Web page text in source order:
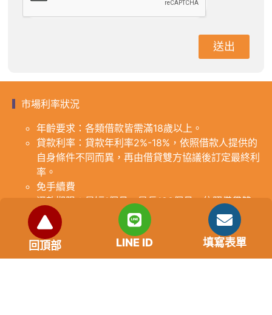
送出
市場利率狀況
年齡要求：各類借款皆需滿18歲以上。
貸款利率：貸款年利率2%-18%，依照借款人提供的
自身條件不同而異，再由借貸雙方協議後訂定最終利
率。
免手續費
還款期限：最短1個月，最長180個月，依照借貸雙
方協議而訂。
範例試算：小明急需現金10萬元，經多方比較利率
後選定金主，雙方簽定於36個月內須還清借款，年
利率12%計算，每月利息1000元，無須手續費。
回頂部 LINE ID 填寫表單